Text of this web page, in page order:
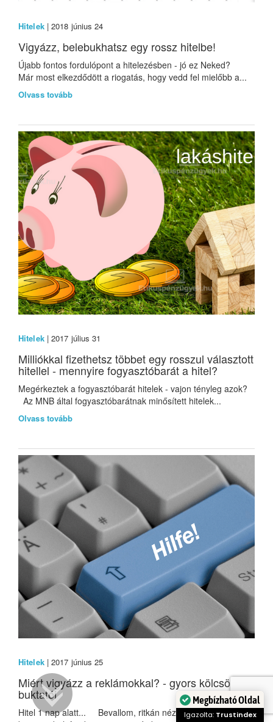
Hitelek| 2018 június 24
Vigyázz, belebukhatsz egy rossz hitelbe!
Újabb fontos fordulópont a hitelezésben - jó ez Neked?
Már most elkezdődött a riogatás, hogy vedd fel mielőbb a...
Olvass tovább
Hitelek| 2017 július 31
Milliókkal fizethetsz többet egy rosszul választott
hitellel - mennyire fogyasztóbarát a hitel?
Megérkeztek a fogyasztóbarát hitelek - vajon tényleg azok?
Az MNB által fogyasztóbarátnak minősített hitelek...
Olvass tovább
Hitelek| 2017 június 25
Miért vigyázz a reklámokkal? - gyors kölcsönök
buktatói
Hitel 1 nap alatt... Bevallom, ritkán nézek TV-t, de ha igen,
Megbízható Oldal